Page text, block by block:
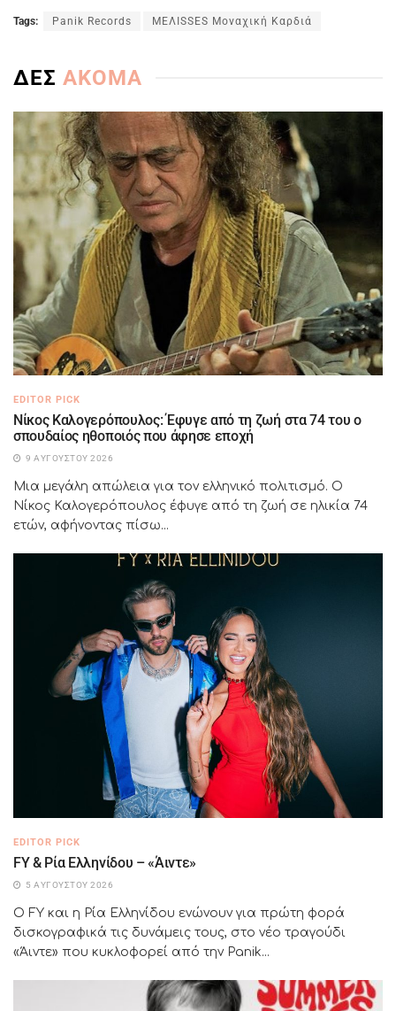
Tags: Panik Records ΜΕΛISSES Μοναχική Καρδιά
ΔΕΣ ΑΚΟΜΑ
EDITOR PICK
Νίκος Καλογερόπουλος: Έφυγε από τη ζωή στα 74 του ο
σπουδαίος ηθοποιός που άφησε εποχή
9 ΑΥΓΟΎΣΤΟΥ 2026
Μια μεγάλη απώλεια για τον ελληνικό πολιτισμό. Ο
Νίκος Καλογερόπουλος έφυγε από τη ζωή σε ηλικία 74
ετών, αφήνοντας πίσω...
EDITOR PICK
FY & Ρία Ελληνίδου – «Άιντε»
5 ΑΥΓΟΎΣΤΟΥ 2026
Ο FY και η Ρία Ελληνίδου ενώνουν για πρώτη φορά
δισκογραφικά τις δυνάμεις τους, στο νέο τραγούδι
«Άιντε» που κυκλοφορεί από την Panik...